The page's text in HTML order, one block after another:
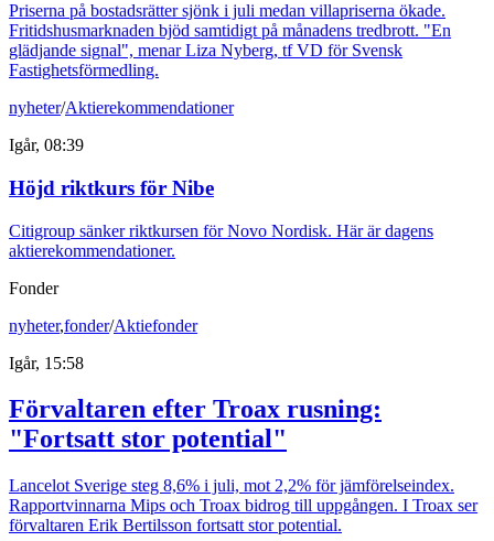
Priserna på bostadsrätter sjönk i juli medan villapriserna ökade.
Fritidshusmarknaden bjöd samtidigt på månadens tredbrott. "En
glädjande signal", menar Liza Nyberg, tf VD för Svensk
Fastighetsförmedling.
nyheter/Aktierekommendationer
Igår, 08:39
Höjd riktkurs för Nibe
Citigroup sänker riktkursen för Novo Nordisk. Här är dagens
aktierekommendationer.
Fonder
nyheter,fonder/Aktiefonder
Igår, 15:58
Förvaltaren efter Troax rusning:
"Fortsatt stor potential"
Lancelot Sverige steg 8,6% i juli, mot 2,2% för jämförelseindex.
Rapportvinnarna Mips och Troax bidrog till uppgången. I Troax ser
förvaltaren Erik Bertilsson fortsatt stor potential.